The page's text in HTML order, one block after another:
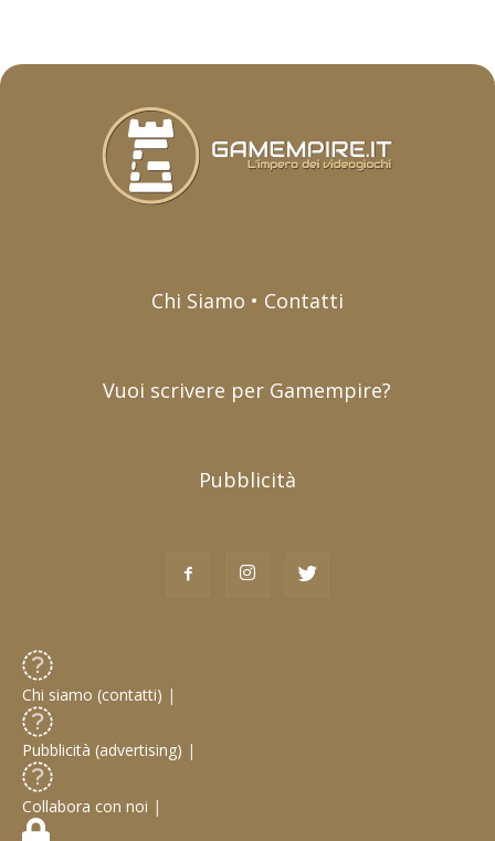
Chi Siamo • Contatti
Vuoi scrivere per Gamempire?
Pubblicità
Chi siamo (contatti) |
Pubblicità (advertising) |
Collabora con noi |